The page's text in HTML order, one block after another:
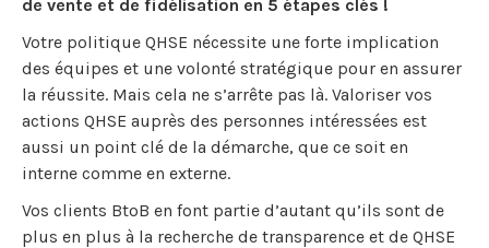
de vente et de fidélisation en 5 étapes clés !
Votre politique QHSE nécessite une forte implication
des équipes et une volonté stratégique pour en assurer
la réussite. Mais cela ne s’arrête pas là. Valoriser vos
actions QHSE auprès des personnes intéressées est
aussi un point clé de la démarche, que ce soit en
interne comme en externe.
Vos clients BtoB en font partie d’autant qu’ils sont de
plus en plus à la recherche de transparence et de QHSE